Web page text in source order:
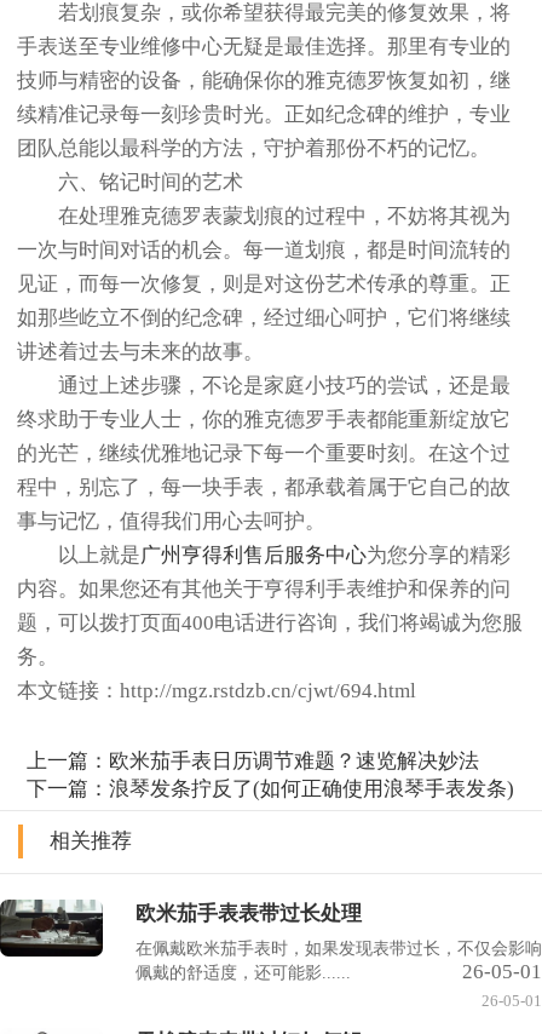
若划痕复杂，或你希望获得最完美的修复效果，将
手表送至专业维修中心无疑是最佳选择。那里有专业的
技师与精密的设备，能确保你的雅克德罗恢复如初，继
续精准记录每一刻珍贵时光。正如纪念碑的维护，专业
团队总能以最科学的方法，守护着那份不朽的记忆。
六、铭记时间的艺术
在处理雅克德罗表蒙划痕的过程中，不妨将其视为
一次与时间对话的机会。每一道划痕，都是时间流转的
见证，而每一次修复，则是对这份艺术传承的尊重。正
如那些屹立不倒的纪念碑，经过细心呵护，它们将继续
讲述着过去与未来的故事。
通过上述步骤，不论是家庭小技巧的尝试，还是最
终求助于专业人士，你的雅克德罗手表都能重新绽放它
的光芒，继续优雅地记录下每一个重要时刻。在这个过
程中，别忘了，每一块手表，都承载着属于它自己的故
事与记忆，值得我们用心去呵护。
以上就是广州亨得利售后服务中心为您分享的精彩
内容。如果您还有其他关于亨得利手表维护和保养的问
题，可以拨打页面400电话进行咨询，我们将竭诚为您服
务。
本文链接：http://mgz.rstdzb.cn/cjwt/694.html
上一篇： 欧米茄手表日历调节难题？速览解决妙法
下一篇：浪琴发条拧反了(如何正确使用浪琴手表发条)
相关推荐
欧米茄手表表带过长处理
在佩戴欧米茄手表时，如果发现表带过长，不仅会影响
佩戴的舒适度，还可能影......
26-05-01
26-05-01